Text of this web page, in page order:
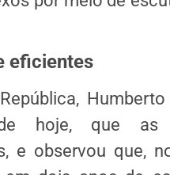
eficientes
hoje, que as
e observou que,